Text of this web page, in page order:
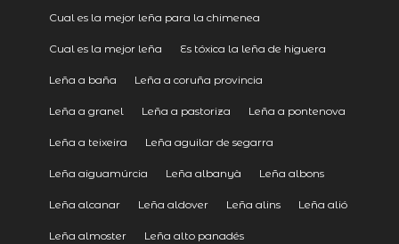
Cual es la mejor leña para la chimenea
Cual es la mejor leña Es tóxica la leña de higuera
Leña a baña Leña a coruña provincia
Leña a granel Leña a pastoriza Leña a pontenova
Leña a teixeira Leña aguilar de segarra
Leña aiguamúrcia Leña albanyà Leña albons
Leña alcanar Leña aldover Leña alins Leña alió
Leña almoster Leña alto panadés